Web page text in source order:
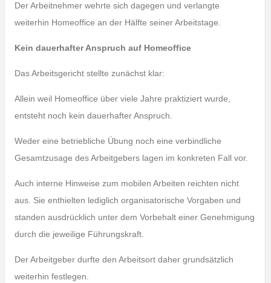
Der Arbeitnehmer wehrte sich dagegen und verlangte
weiterhin Homeoffice an der Hälfte seiner Arbeitstage.
Kein dauerhafter Anspruch auf Homeoffice
Das Arbeitsgericht stellte zunächst klar:
Allein weil Homeoffice über viele Jahre praktiziert wurde,
entsteht noch kein dauerhafter Anspruch.
Weder eine betriebliche Übung noch eine verbindliche
Gesamtzusage des Arbeitgebers lagen im konkreten Fall vor.
Auch interne Hinweise zum mobilen Arbeiten reichten nicht
aus. Sie enthielten lediglich organisatorische Vorgaben und
standen ausdrücklich unter dem Vorbehalt einer Genehmigung
durch die jeweilige Führungskraft.
Der Arbeitgeber durfte den Arbeitsort daher grundsätzlich
weiterhin festlegen.